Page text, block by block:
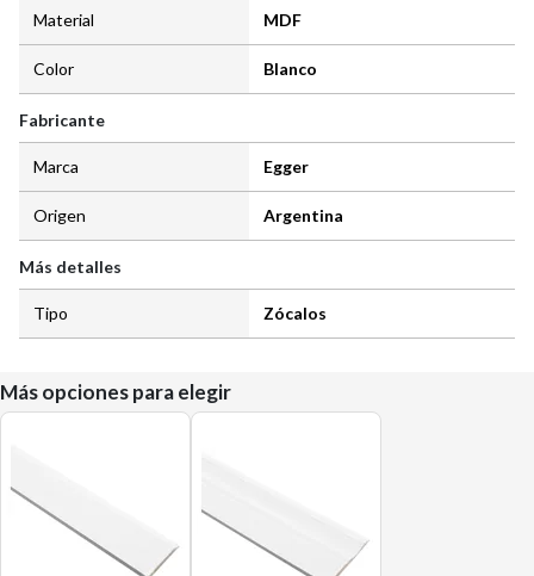
Material MDF
Color Blanco
Fabricante
Marca Egger
Origen Argentina
Más detalles
Tipo Zócalos
Más opciones para elegir